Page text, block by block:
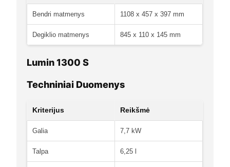
Bendri matmenys 1108 x 457 x 397 mm
Degiklio matmenys 845 x 110 x 145 mm
Lumin 1300 S
Techniniai Duomenys
Kriterijus Reikšmė
Galia 7,7 kW
Talpa 6,25 l